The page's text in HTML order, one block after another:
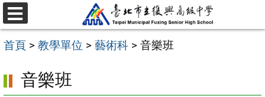
跳
至
主
內
選
單
首頁 > 教學單位 > 藝術科 > 音樂班
音樂班